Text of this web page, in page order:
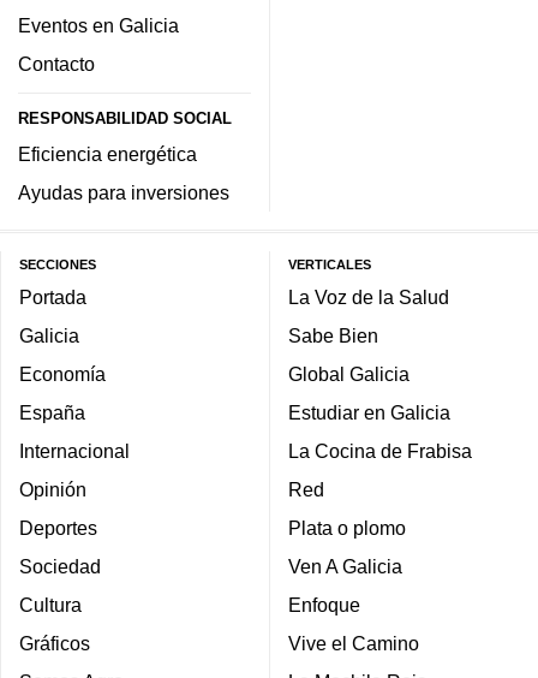
Eventos en Galicia
Contacto
RESPONSABILIDAD SOCIAL
Eficiencia energética
Ayudas para inversiones
SECCIONES
Portada
Galicia
Economía
España
Internacional
Opinión
Deportes
Sociedad
Cultura
Gráficos
VERTICALES
La Voz de la Salud
Sabe Bien
Global Galicia
Estudiar en Galicia
La Cocina de Frabisa
Red
Plata o plomo
Ven A Galicia
Enfoque
Vive el Camino